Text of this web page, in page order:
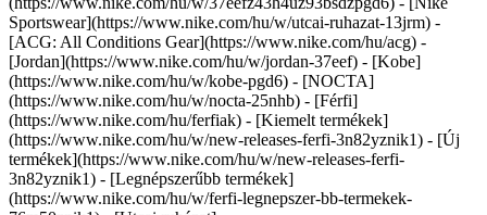
Sportswear](https://www.nike.com/hu/w/utcai-ruhazat-13jrm) -
[ACG: All Conditions Gear](https://www.nike.com/hu/acg) -
[Jordan](https://www.nike.com/hu/w/jordan-37eef) - [Kobe]
(https://www.nike.com/hu/w/kobe-pgd6) - [NOCTA]
(https://www.nike.com/hu/w/nocta-25nhb) - [Férfi]
(https://www.nike.com/hu/ferfiak) - [Kiemelt termékek]
(https://www.nike.com/hu/w/new-releases-ferfi-3n82yznik1) - [Új
termékek](https://www.nike.com/hu/w/new-releases-ferfi-
3n82yznik1) - [Legnépszerűbb termékek]
(https://www.nike.com/hu/w/ferfi-legnepszer-bb-termekek-